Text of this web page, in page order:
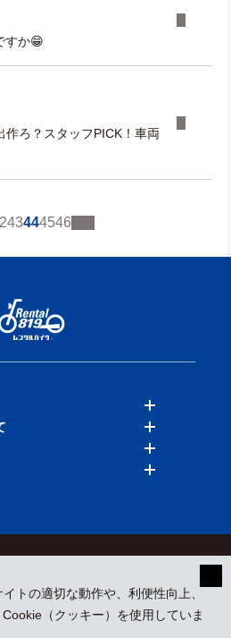
すか😁
作ろ？スタッフPICK！車両
43444546
トの適切な動作や、利便性向上、
（クッキー）を使用していま
プレスリリース